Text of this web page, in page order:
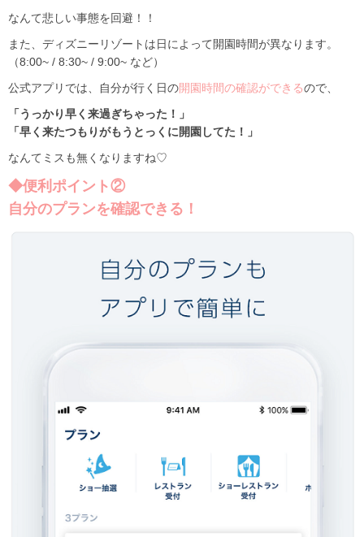
なんて悲しい事態を回避！！
また、ディズニーリゾートは日によって開園時間が異なります。
（8:00~ / 8:30~ / 9:00~ など）
公式アプリでは、自分が行く日の開園時間の確認ができるので、
「うっかり早く来過ぎちゃった！」
「早く来たつもりがもうとっくに開園してた！」
なんてミスも無くなりますね♡
◆便利ポイント②
自分のプランを確認できる！